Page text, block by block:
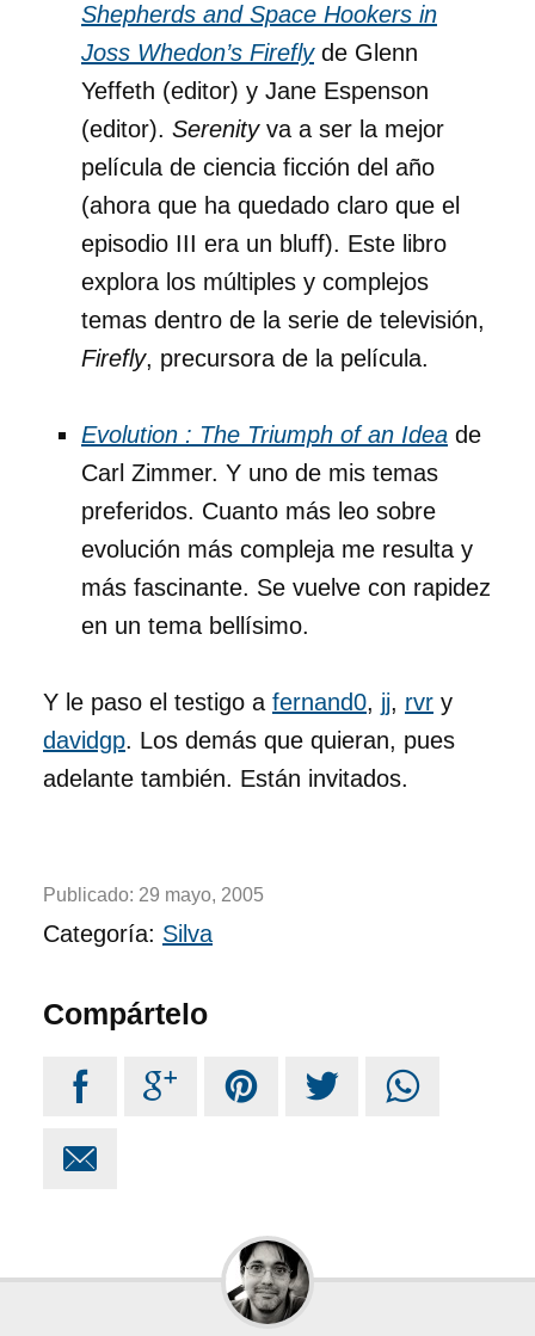
Shepherds and Space Hookers in
Joss Whedon’s Fireflyde Glenn
Yeffeth (editor) y Jane Espenson
(editor). Serenityva a ser la mejor
película de ciencia ficción del año
(ahora que ha quedado claro que el
episodio III era un bluff). Este libro
explora los múltiples y complejos
temas dentro de la serie de televisión,
Firefly, precursora de la película.
Evolution : The Triumph of an Idea de
Carl Zimmer. Y uno de mis temas
preferidos. Cuanto más leo sobre
evolución más compleja me resulta y
más fascinante. Se vuelve con rapidez
en un tema bellísimo.
Y le paso el testigo a fernand0, jj, rvr y
davidgp. Los demás que quieran, pues
adelante también. Están invitados.
Publicado: 29 mayo, 2005
Categoría: Silva
Compártelo
    
